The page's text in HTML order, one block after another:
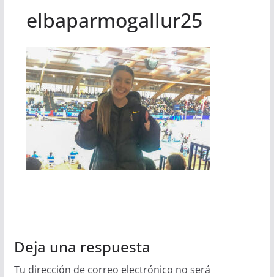
elbaparmogallur25
Deja una respuesta
Tu dirección de correo electrónico no será